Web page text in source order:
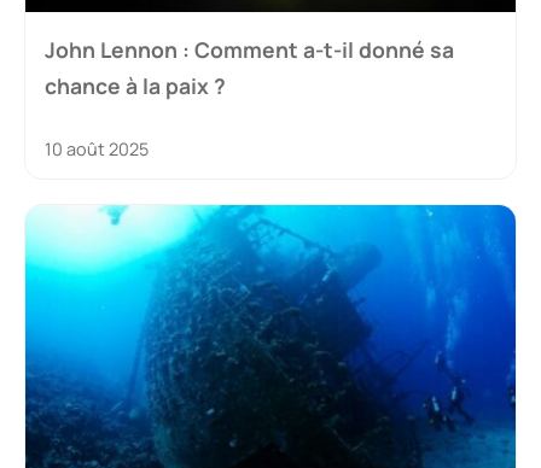
John Lennon : Comment a-t-il donné sa
chance à la paix ?
10 août 2025